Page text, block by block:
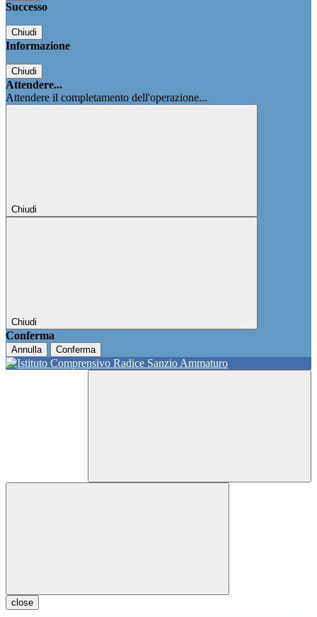
Successo
Chiudi
Informazione
Chiudi
Attendere...
Attendere il completamento dell'operazione...
Chiudi
Chiudi
Conferma
Annulla Conferma
close